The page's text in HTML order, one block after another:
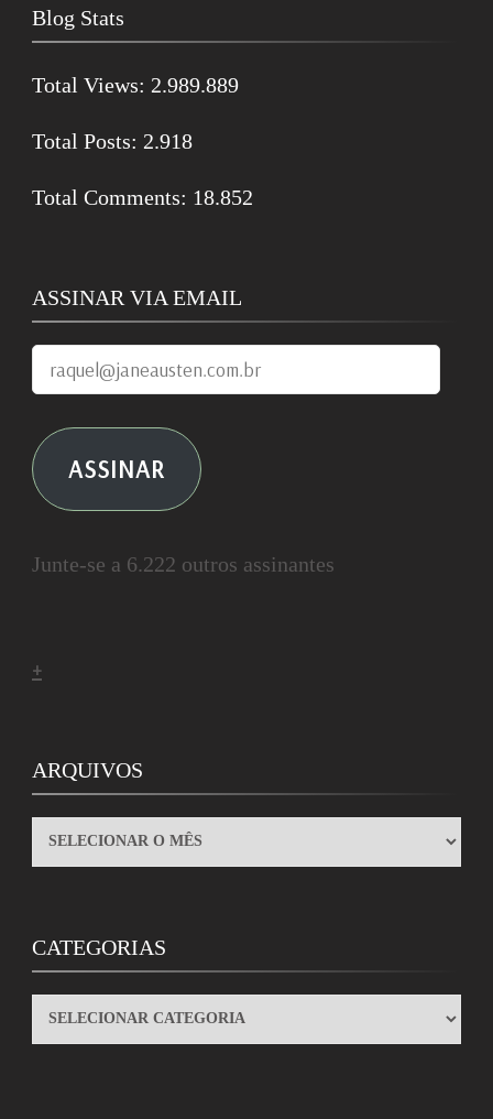
Blog Stats
Total Views: 2.989.889
Total Posts: 2.918
Total Comments: 18.852
ASSINAR VIA EMAIL
raquel@janeausten.com.br
ASSINAR
Junte-se a 6.222 outros assinantes
+
ARQUIVOS
ARQUIVOS
CATEGORIAS
CATEGORIAS